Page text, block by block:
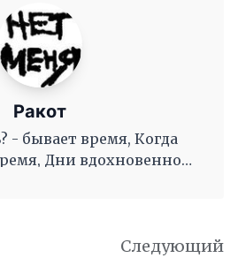
Ракот
- бывает время, Когда
Дни вдохновенного
Следующий